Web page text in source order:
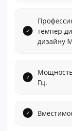
темпер
дизайну
Гц.